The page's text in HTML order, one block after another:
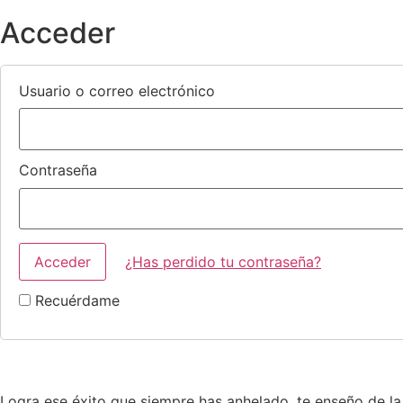
Acceder
Usuario o correo electrónico
Contraseña
¿Has perdido tu contraseña?
Recuérdame